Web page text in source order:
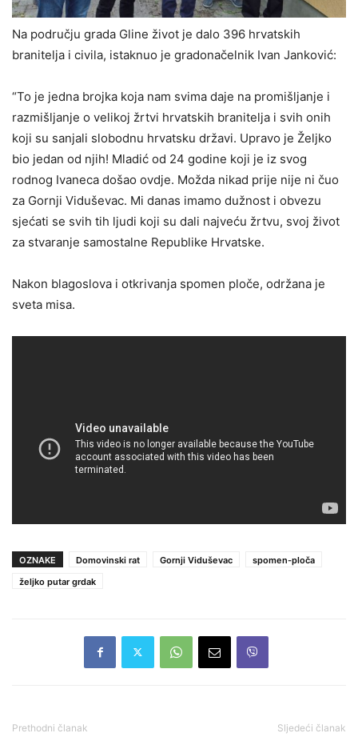
Na području grada Gline život je dalo 396 hrvatskih
branitelja i civila, istaknuo je gradonačelnik Ivan Janković:
“To je jedna brojka koja nam svima daje na promišljanje i
razmišljanje o velikoj žrtvi hrvatskih branitelja i svih onih
koji su sanjali slobodnu hrvatsku državi. Upravo je Željko
bio jedan od njih! Mladić od 24 godine koji je iz svog
rodnog Ivaneca došao ovdje. Možda nikad prije nije ni čuo
za Gornji Viduševac. Mi danas imamo dužnost i obvezu
sjećati se svih tih ljudi koji su dali najveću žrtvu, svoj život
za stvaranje samostalne Republike Hrvatske.
Nakon blagoslova i otkrivanja spomen ploče, održana je
sveta misa.
OZNAKE Domovinski rat Gornji Viduševac
spomen-ploča
željko putar grdak
Prethodni članak Sljedeći članak